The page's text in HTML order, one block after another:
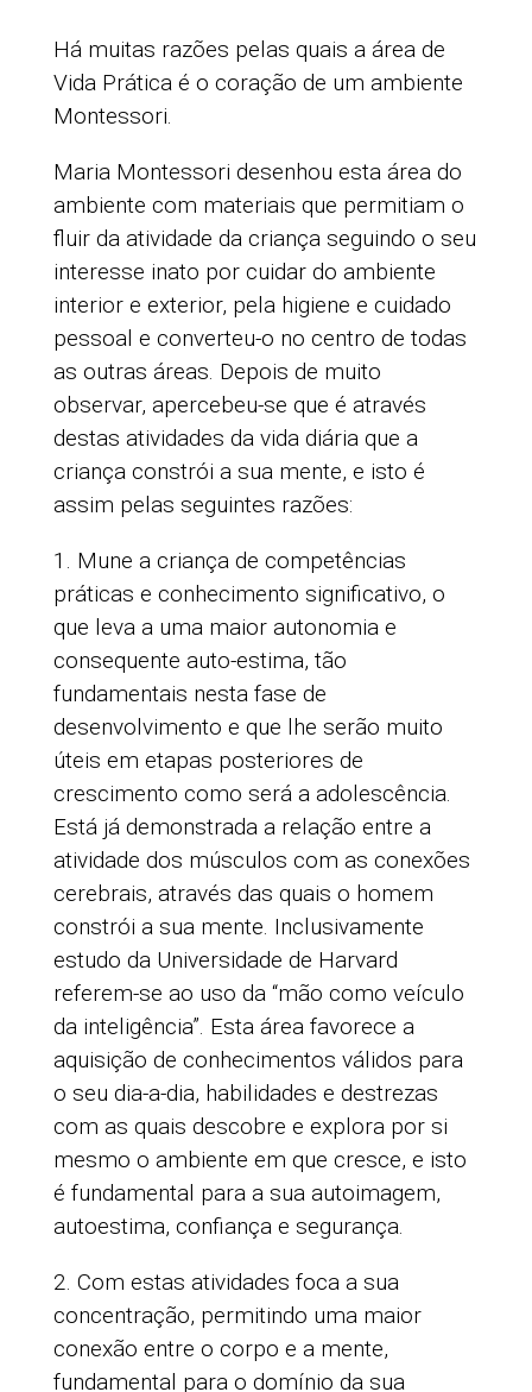
Há muitas razões pelas quais a área de
Vida Prática é o coração de um ambiente
Montessori.
Maria Montessori desenhou esta área do
ambiente com materiais que permitiam o
fluir da atividade da criança seguindo o seu
interesse inato por cuidar do ambiente
interior e exterior, pela higiene e cuidado
pessoal e converteu-o no centro de todas
as outras áreas. Depois de muito
observar, apercebeu-se que é através
destas atividades da vida diária que a
criança constrói a sua mente, e isto é
assim pelas seguintes razões:
1. Mune a criança de competências
práticas e conhecimento significativo, o
que leva a uma maior autonomia e
consequente auto-estima, tão
fundamentais nesta fase de
desenvolvimento e que lhe serão muito
úteis em etapas posteriores de
crescimento como será a adolescência.
Está já demonstrada a relação entre a
atividade dos músculos com as conexões
cerebrais, através das quais o homem
constrói a sua mente. Inclusivamente
estudo da Universidade de Harvard
referem-se ao uso da “mão como veículo
da inteligência”. Esta área favorece a
aquisição de conhecimentos válidos para
o seu dia-a-dia, habilidades e destrezas
com as quais descobre e explora por si
mesmo o ambiente em que cresce, e isto
é fundamental para a sua autoimagem,
autoestima, confiança e segurança.
2. Com estas atividades foca a sua
concentração, permitindo uma maior
conexão entre o corpo e a mente,
fundamental para o domínio da sua